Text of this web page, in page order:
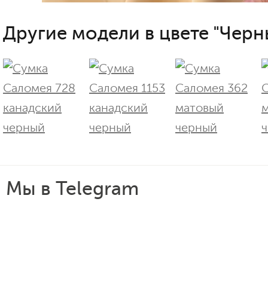
Другие модели в цвете
Мы в Telegram